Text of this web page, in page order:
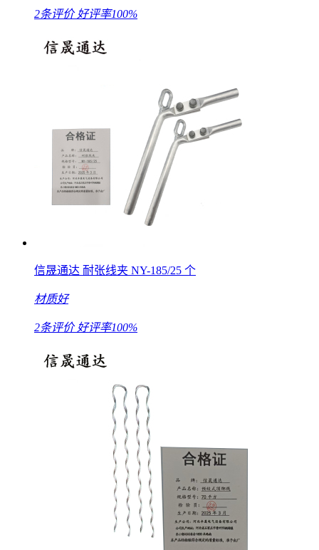
2条评价 好评率100%
信晟通达 耐张线夹 NY-185/25 个
材质好
2条评价 好评率100%